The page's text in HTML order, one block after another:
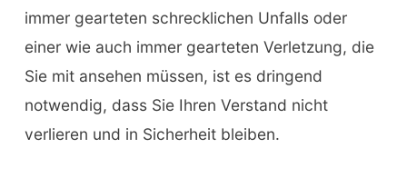
immer gearteten schrecklichen Unfalls oder
einer wie auch immer gearteten Verletzung, die
Sie mit ansehen müssen, ist es dringend
notwendig, dass Sie Ihren Verstand nicht
verlieren und in Sicherheit bleiben.